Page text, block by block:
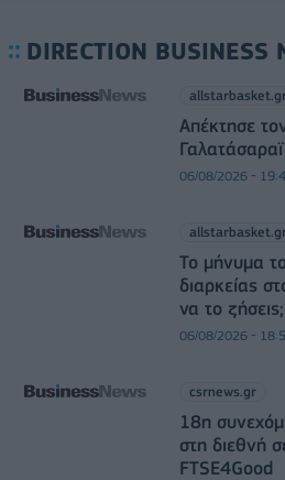
DIRECTION BUSINESS
Απέκτησε
06/08/2026 -
Το μήνυμα
διαρκείας
να το
06/08/2026 -
csrnews.gr
18η
στη διεθνή
FTSE4Good